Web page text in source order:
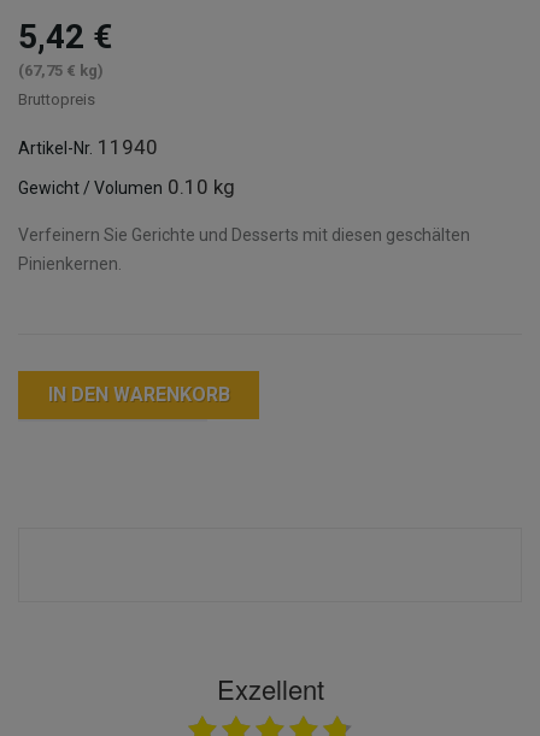
5,42 €
(67,75 € kg)
Bruttopreis
Artikel-Nr. 11940
Gewicht / Volumen 0.10 kg
Verfeinern Sie Gerichte und Desserts mit diesen geschälten
Pinienkernen.
IN DEN WARENKORB
Exzellent